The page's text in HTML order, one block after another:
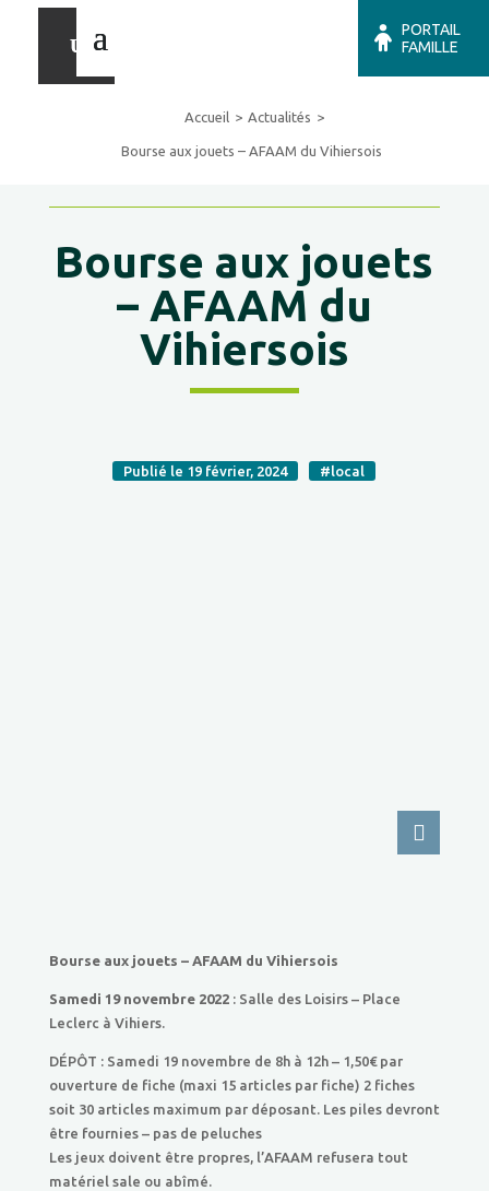
PORTAIL
FAMILLE
Accueil Actualités
Bourse aux jouets – AFAAM du Vihiersois
Bourse aux jouets
– AFAAM du
Vihiersois
Publié le 19 février, 2024 #local
Bourse aux jouets – AFAAM du Vihiersois
Samedi 19 novembre 2022: Salle des Loisirs – Place
Leclerc à Vihiers.
DÉPÔT : Samedi 19 novembre de 8h à 12h – 1,50€ par
ouverture de fiche (maxi 15 articles par fiche) 2 fiches
soit 30 articles maximum par déposant. Les piles devront
être fournies – pas de peluches
Les jeux doivent être propres, l’AFAAM refusera tout
matériel sale ou abîmé.